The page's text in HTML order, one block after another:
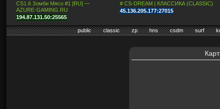
CS1.6 Зомби Мясо #1 [RU] —
AZURE-GAMING.RU
194.87.131.50:25565
# CS-DREAM | КЛАССИКА (CLASSIC)
45.136.205.177:27015
public classic zp hns csdm surf